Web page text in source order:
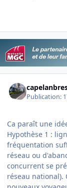
Publication:
Ca paraît une
Hypothèse 1 :
fréquentation
réseau ou
concurrent se
réseau